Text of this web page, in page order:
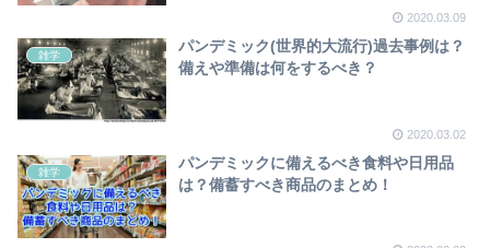
2020.03.09
雑学
パンデミック(世界的大流行)過去事例は？
備えや準備は何をするべき？
2020.03.02
雑学
パンデミックに備えるべき食料や日用品
は？備蓄すべき商品のまとめ！